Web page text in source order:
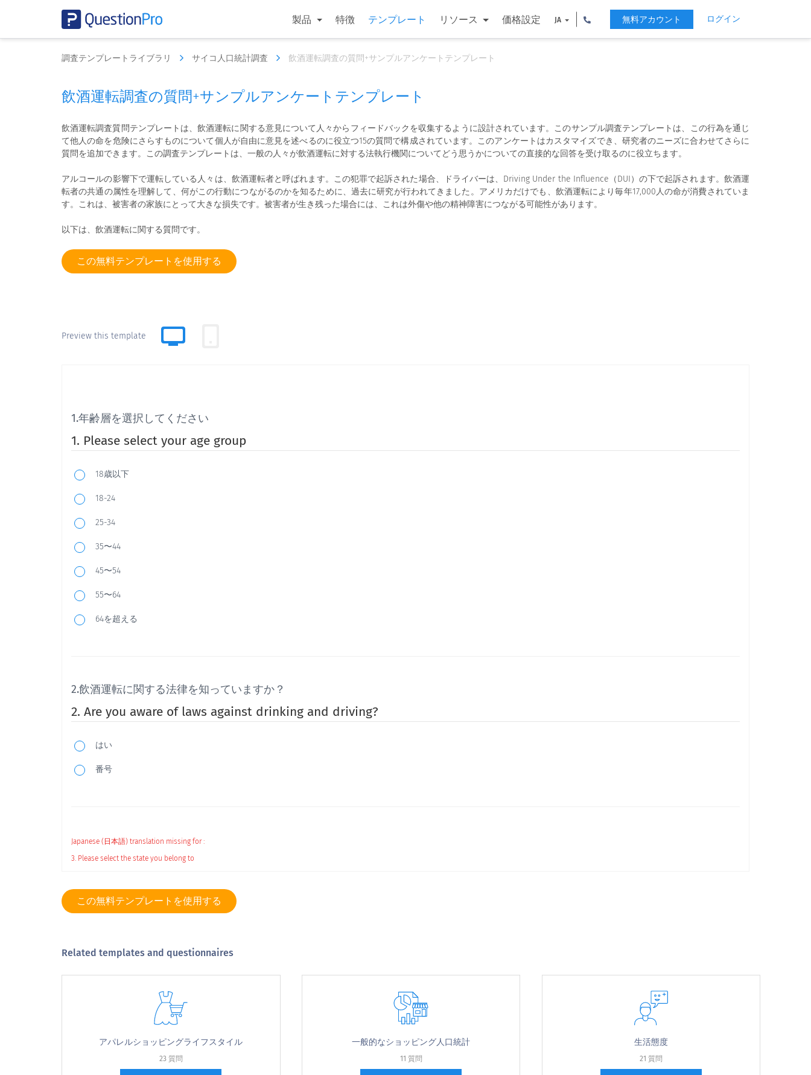
製品 特徴 テンプレート リソース 価格設定 JA 無料アカウント ログイン
調査テンプレートライブラリ サイコ人口統計調査 飲酒運転調査の質問+サンプルアンケートテンプレート
飲酒運転調査の質問+サンプルアンケートテンプレート
飲酒運転調査質問テンプレートは、飲酒運転に関する意見について人々からフィードバックを収集するように設計されています。このサンプル調査テンプレートは、この行為を通じ
て他人の命を危険にさらすものについて個人が自由に意見を述べるのに役立つ15の質問で構成されています。このアンケートはカスタマイズでき、研究者のニーズに合わせてさらに
質問を追加できます。この調査テンプレートは、一般の人々が飲酒運転に対する法執行機関についてどう思うかについての直接的な回答を受け取るのに役立ちます。
アルコールの影響下で運転している人々は、飲酒運転者と呼ばれます。この犯罪で起訴された場合、ドライバーは、Driving Under the Influence（DUI）の下で起訴されます。飲酒運
転者の共通の属性を理解して、何がこの行動につながるのかを知るために、過去に研究が行われてきました。アメリカだけでも、飲酒運転により毎年17,000人の命が消費されていま
す。これは、被害者の家族にとって大きな損失です。被害者が生き残った場合には、これは外傷や他の精神障害につながる可能性があります。
以下は、飲酒運転に関する質問です。
この無料テンプレートを使用する
Preview this template
1.年齢層を選択してください
1. Please select your age group
18歳以下
18-24
25-34
35〜44
45〜54
55〜64
64を超える
2.飲酒運転に関する法律を知っていますか？
2. Are you aware of laws against drinking and driving?
はい
番号
Japanese (日本語) translation missing for :
3. Please select the state you belong to
4.性別を選択してください
4. Please select your gender
この無料テンプレートを使用する
Related templates and questionnaires
アパレルショッピングライフスタイル
23 質問
一般的なショッピング人口統計
11 質問
生活態度
21 質問